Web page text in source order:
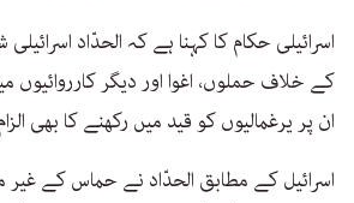
اسرائیلی حکام کا کہنا ہے کہ الحدّاد
کے خلاف حملوں، اغوا اور دیگر
ان پر یرغمالیوں کو قید میں رکھنے کا بھی
اسرائیل کے مطابق الحدّاد نے حماس کے